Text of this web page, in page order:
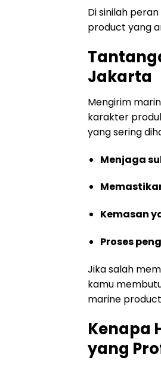
Di sinilah
product yang
Jakarta
Mengirim
karakter
yang sering
Menjaga
Kemasan
Proses
Jika salah
kamu
marine
Kenapa
yang